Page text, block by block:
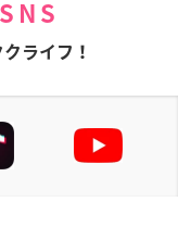
ライフ！